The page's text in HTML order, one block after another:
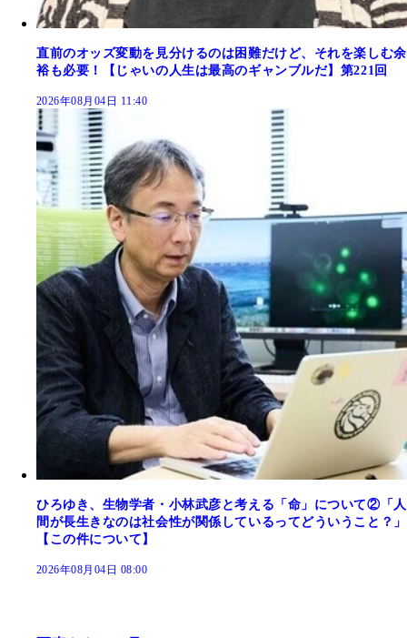
直前のオッズ変動を見分けるのは困難だけど、それを楽しむ余
裕も必要！【じゃいの人生は最高のギャンブルだ】第221回
2026年08月04日 11:40
ひろゆき、生物学者・小林武彦と考える「命」について②「人
間が長生きなのは社会性が関係しているってどういうこと？」
【この件について】
2026年08月04日 08:00